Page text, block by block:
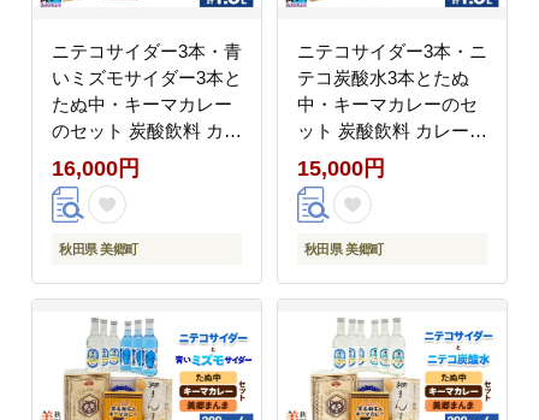
ニテコサイダー3本・青
いミズモサイダー3本と
たぬ中・キーマカレー
のセット 炭酸飲料 カレ
ー キーマカレー レトル
ト 中華麺 [ニテコサイ
ダー 青いミズモサイダ
酸飲料 炭酸水 カレー
キーマカレー レトルト
中華麺 ラーメン セット
秋田県 美郷町]
16,000円
秋田県 美郷町
ニテコサイダー3本・ニ
テコ炭酸水3本とたぬ
中・キーマカレーのセ
ット 炭酸飲料 カレー
キーマカレー レトルト
中華麺 [ニテコサイダー
ご当地 サイダー 炭酸飲
マカレー レトルト 中華
麺 ラーメン セット 秋
田県 美郷町]
15,000円
秋田県 美郷町